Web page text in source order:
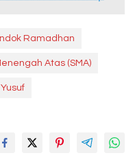
Ramadhan
Atas (SMA)